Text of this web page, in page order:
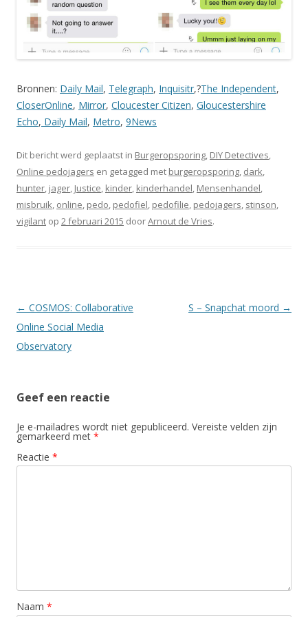
Bronnen: Daily Mail, Telegraph, Inquisitr,?The Independent,
CloserOnline, Mirror, Cloucester Citizen, Gloucestershire
Echo, Daily Mail, Metro, 9News
Dit bericht werd geplaatst in Burgeropsporing, DIY Detectives,
Online pedojagers en getagged met burgeropsporing, dark,
hunter, jager, Justice, kinder, kinderhandel, Mensenhandel,
misbruik, online, pedo, pedofiel, pedofilie, pedojagers, stinson,
vigilant op 2 februari 2015 doorArnout de Vries.
Berichtnavigatie
← COSMOS: Collaborative
Online Social Media
Observatory
S – Snapchat moord →
Geef een reactie
Je e-mailadres wordt niet gepubliceerd. Vereiste velden zijn
gemarkeerd met *
Reactie *
Naam *